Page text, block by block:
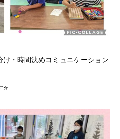
・時間決めコミュニケーション